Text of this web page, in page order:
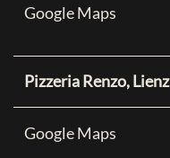
Google Maps
Pizzeria Renzo, Lienz
Google Maps